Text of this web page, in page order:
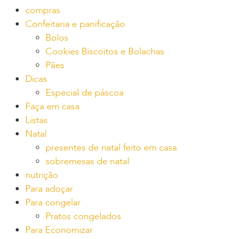
compras
Confeitaria e panificação
Bolos
Cookies Biscoitos e Bolachas
Pães
Dicas
Especial de páscoa
Faça em casa
Listas
Natal
presentes de natal feito em casa
sobremesas de natal
nutrição
Para adoçar
Para congelar
Pratos congelados
Para Economizar